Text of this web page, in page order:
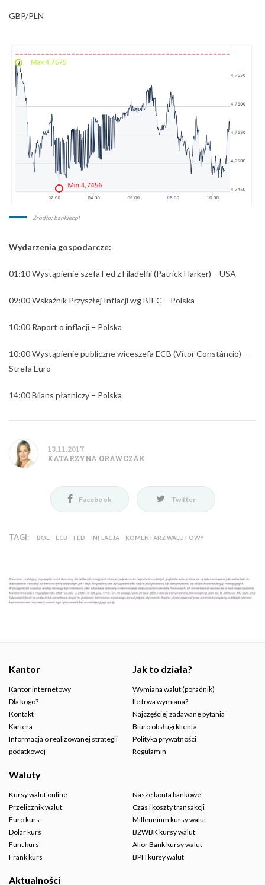
GBP/PLN
Źródło: bankier.pl
Wydarzenia gospodarcze:
01:10Wystąpienie szefa Fed z Filadelfii (Patrick Harker) – USA
09:00Wskaźnik Przyszłej Inflacji wg BIEC – Polska
10:00 Raport o inflacji – Polska
10:00Wystąpienie publiczne wiceszefa ECB (Vítor Constâncio) –
Strefa Euro
14:00 Bilans płatniczy – Polska
13.11.2017
KATARZYNA ORAWCZAK
Facebook Twitter
TAGI: BOE ECB FED INFLACJA KOMENTARZ WALUTOWY
Kantor
Kantor internetowy
Dla kogo?
Kontakt
Kariera
Informacja o realizowanej strategii
podatkowej
Jak to działa?
Wymiana walut (poradnik)
Ile trwa wymiana?
Najczęściej zadawane pytania
Biuro obsługi klienta
Polityka prywatności
Regulamin
Waluty
Kursy walut online
Przelicznik walut
Euro kurs
Dolar kurs
Funt kurs
Frank kurs
Nasze konta bankowe
Czas i koszty transakcji
Millennium kursy walut
BZWBK kursy walut
Alior Bank kursy walut
BPH kursy walut
Aktualności